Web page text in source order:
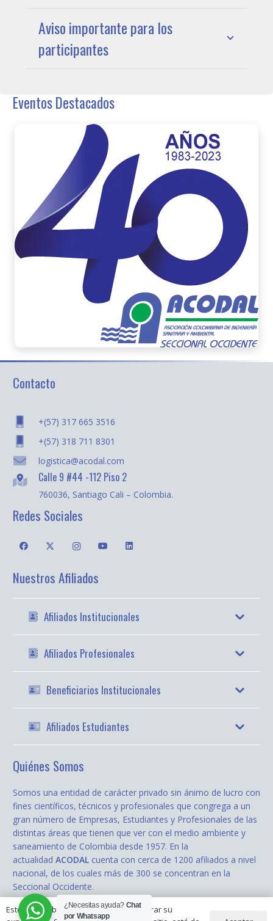
Aviso importante para los
participantes
Eventos Destacados
Contacto
+(57) 317 665 3516
+(57) 318 711 8301
logistica@acodal.com
Calle 9 #44 -112 Piso 2
760036, Santiago Cali – Colombia.
Redes Sociales
Nuestros Afiliados
Afiliados Institucionales
Afiliados Profesionales
Beneficiarios Institucionales
Afiliados Estudiantes
Quiénes Somos
Somos una entidad de carácter privado sin ánimo de lucro con
fines científicos, técnicos y profesionales que congrega a un
gran número de Empresas, Estudiantes y Profesionales de las
distintas áreas que tienen que ver con el medio ambiente y
saneamiento de Colombia desde 1957. En la
actualidad ACODAL cuenta con cerca de 1200 afiliados a nivel
nacional, de los cuales más de 300 se concentran en la
Seccional Occidente.
todos los derechos reservados © 2020 ACODAL Occidente
¿Necesitas ayuda? Chat
por Whatsapp
Este sitio web utiliza cookies para mejorar su